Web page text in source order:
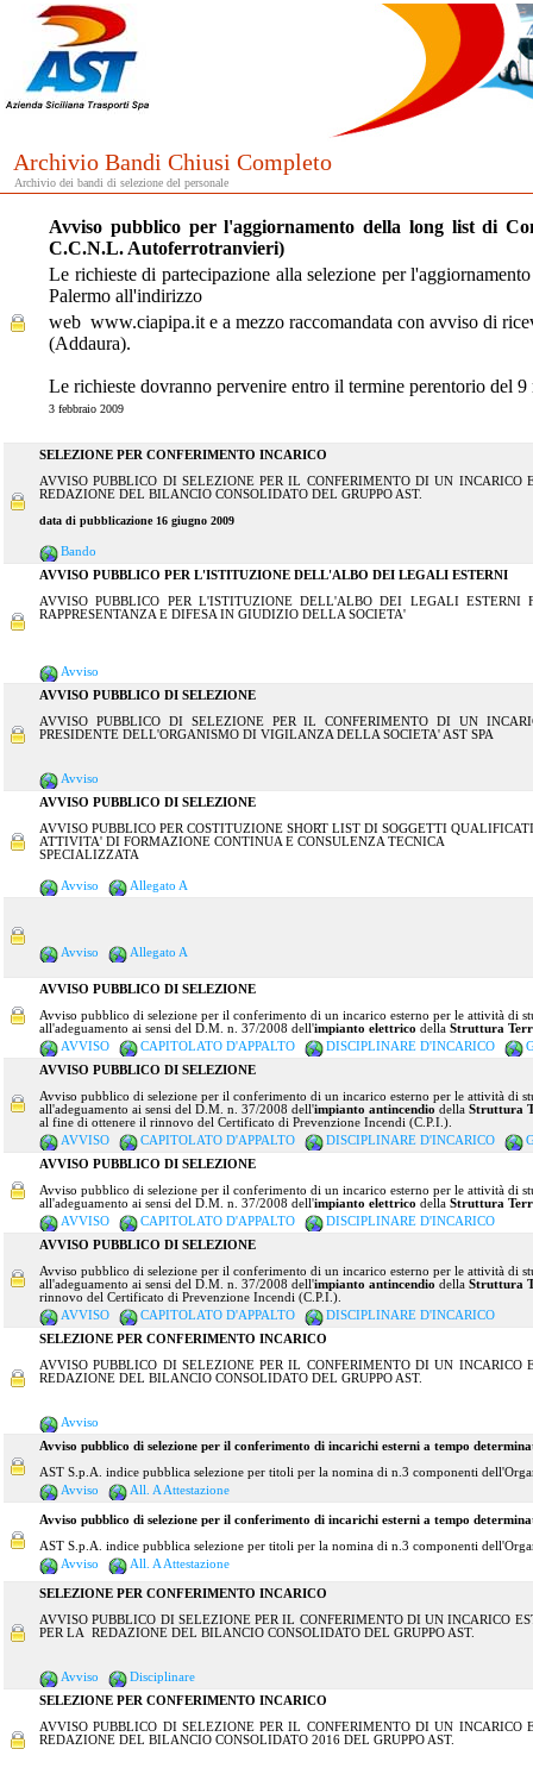
Archivio Bandi Chiusi Completo
Archivio dei bandi di selezione del personale
Avviso pubblico per l'aggiornamento della long list di
C.C.N.L. Autoferrotranvieri)
Le richieste di partecipazione alla selezione per
Palermo all'indirizzo
web www.ciapipa.it e a mezzo raccomandata con avviso di
(Addaura).
Le richieste dovranno pervenire entro il termine perentorio del
3 febbraio 2009
SELEZIONE PER CONFERIMENTO INCARICO
AVVISO PUBBLICO DI SELEZIONE PER IL CONFERIMENTO DI UN
REDAZIONE DEL BILANCIO CONSOLIDATO DEL GRUPPO AST.
data di pubblicazione 16 giugno 2009
Bando
AVVISO PUBBLICO PER L'ISTITUZIONE DELL'ALBO DEI LEGALI ESTERNI
AVVISO PUBBLICO PER L'ISTITUZIONE DELL'ALBO DEI LEGALI
RAPPRESENTANZA E DIFESA IN GIUDIZIO DELLA SOCIETA'
Avviso
AVVISO PUBBLICO DI SELEZIONE
AVVISO PUBBLICO DI SELEZIONE PER IL CONFERIMENTO DI UN
PRESIDENTE DELL'ORGANISMO DI VIGILANZA DELLA SOCIETA' AST SPA
Avviso
AVVISO PUBBLICO DI SELEZIONE
AVVISO PUBBLICO PER COSTITUZIONE SHORT LIST DI SOGGETTI
ATTIVITA' DI FORMAZIONE CONTINUA E CONSULENZA TECNICA
Avviso Allegato A
Avviso Allegato A
AVVISO PUBBLICO DI SELEZIONE
Avviso pubblico di selezione per il conferimento di un incarico esterno per le attività di
all'adeguamento ai sensi del D.M. n. 37/2008 dell'impianto elettrico della Struttura
AVVISO
CAPITOLATO D'APPALTO DISCIPLINARE D'INCARICO
AVVISO PUBBLICO DI SELEZIONE
Avviso pubblico di selezione per il conferimento di un incarico esterno per le attività di
all'adeguamento ai sensi del D.M. n. 37/2008 dell'impianto antincendio della Struttura
al fine di ottenere il rinnovo del Certificato di Prevenzione Incendi (C.P.I.).
AVVISO
CAPITOLATO D'APPALTO DISCIPLINARE D'INCARICO
AVVISO PUBBLICO DI SELEZIONE
Avviso pubblico di selezione per il conferimento di un incarico esterno per le attività di
all'adeguamento ai sensi del D.M. n. 37/2008 dell'impianto elettrico della Struttura
AVVISO
CAPITOLATO D'APPALTO
DISCIPLINARE D'INCARICO
AVVISO PUBBLICO DI SELEZIONE
Avviso pubblico di selezione per il conferimento di un incarico esterno per le attività di
all'adeguamento ai sensi del D.M. n. 37/2008 dell'impianto antincendio della Struttura
rinnovo del Certificato di Prevenzione Incendi (C.P.I.).
AVVISO
CAPITOLATO D'APPALTO
DISCIPLINARE D'INCARICO
SELEZIONE PER CONFERIMENTO INCARICO
AVVISO PUBBLICO DI SELEZIONE PER IL CONFERIMENTO DI UN
REDAZIONE DEL BILANCIO CONSOLIDATO DEL GRUPPO AST.
Avviso
Avviso pubblico di selezione per il conferimento di incarichi esterni a tempo
AST S.p.A. indice pubblica selezione per titoli per la nomina di n.3 componenti
Avviso
All. A Attestazione
Avviso pubblico di selezione per il conferimento di incarichi esterni a tempo
AST S.p.A. indice pubblica selezione per titoli per la nomina di n.3 componenti
Avviso
All. A Attestazione
SELEZIONE PER CONFERIMENTO INCARICO
AVVISO PUBBLICO DI SELEZIONE PER IL CONFERIMENTO DI UN INCARICO
PER LA REDAZIONE DEL BILANCIO CONSOLIDATO DEL GRUPPO AST.
Avviso
Disciplinare
SELEZIONE PER CONFERIMENTO INCARICO
AVVISO PUBBLICO DI SELEZIONE PER IL CONFERIMENTO DI UN
REDAZIONE DEL BILANCIO CONSOLIDATO 2016 DEL GRUPPO AST.